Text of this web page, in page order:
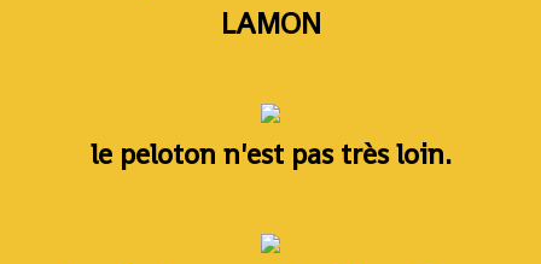
LAMON
le peloton n'est pas très loin.